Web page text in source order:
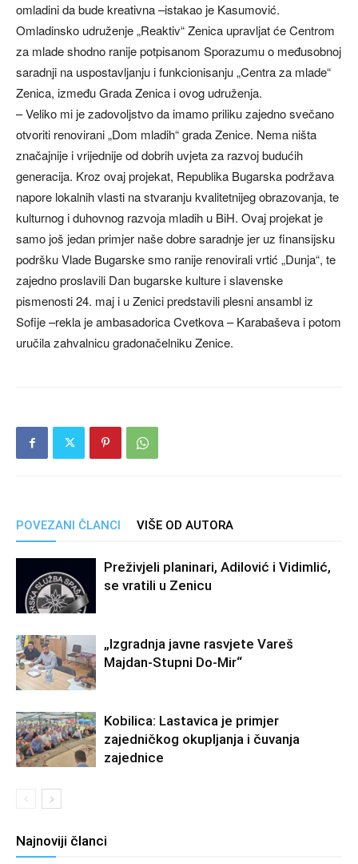
omladini da bude kreativna –istakao je Kasumović.
Omladinsko udruženje „Reaktiv“ Zenica upravljat će Centrom
za mlade shodno ranije potpisanom Sporazumu o međusobnoj
saradnji na uspostavljanju i funkcionisanju „Centra za mlade“
Zenica, između Grada Zenica i ovog udruženja.
– Veliko mi je zadovoljstvo da imamo priliku zajedno svečano
otvoriti renovirani „Dom mladih“ grada Zenice. Nema ništa
značajnije i vrijednije od dobrih uvjeta za razvoj budućih
generacija. Kroz ovaj projekat, Republika Bugarska podržava
napore lokalnih vlasti na stvaranju kvalitetnijeg obrazovanja, te
kulturnog i duhovnog razvoja mladih u BiH. Ovaj projekat je
samo još jedan primjer naše dobre saradnje jer uz finansijsku
podršku Vlade Bugarske smo ranije renovirali vrtić „Dunja“, te
zajedno proslavili Dan bugarske kulture i slavenske
pismenosti 24. maj i u Zenici predstavili plesni ansambl iz
Sofije –rekla je ambasadorica Cvetkova – Karabaševa i potom
uručila zahvalnicu gradonačelniku Zenice.
POVEZANI ČLANCI VIŠE OD AUTORA
Preživjeli planinari, Adilović i Vidimlić,
se vratili u Zenicu
„Izgradnja javne rasvjete Vareš
Majdan-Stupni Do-Mir“
Kobilica: Lastavica je primjer
zajedničkog okupljanja i čuvanja
zajednice
Najnoviji članci